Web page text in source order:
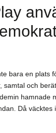
bara en plats
samtal och
hamnade
Då väcktes